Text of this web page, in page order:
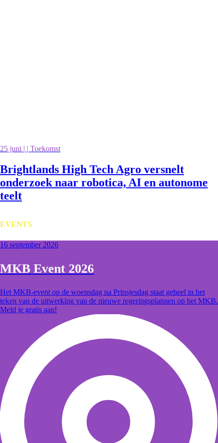
25 juni | | Toekomst
Brightlands High Tech Agro versnelt
onderzoek naar robotica, AI en autonome
teelt
EVENTS
16 september 2026
MKB Event 2026
Het MKB-event op de woensdag na Prinsjesdag staat geheel in het
teken van de uitwerking van de nieuwe regeringsplannen op het MKB.
Meld je gratis aan!